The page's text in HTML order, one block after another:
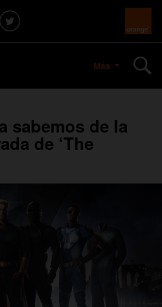
Más
sabemos de la
de ‘The